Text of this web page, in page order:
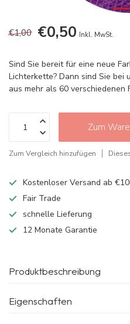
€1,00 €0,50 Inkl. MwSt.
Sind Sie bereit für eine neue
Lichterkette? Dann sind Sie bei
aus mehr als 60 verschiedenen
Zum
Zum Vergleich hinzufügen
Kostenloser Versand ab
Fair Trade
schnelle Lieferung
12 Monate Garantie
Produktbeschreibung
Eigenschaften